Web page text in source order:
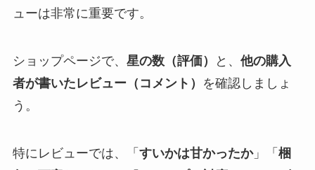
ューは非常に重要です。
ショップページで、 星の数（評価） と、 他の購入
者が書いたレビュー（コメント）
を確認しましょ
う。
特にレビューでは、「 すいかは甘かったか」「 梱